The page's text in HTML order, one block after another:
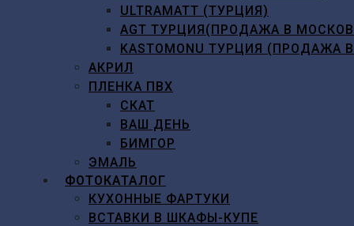
ULTRAMATT (ТУРЦИЯ)
AGT ТУРЦИЯ(ПРОДАЖА В
KASTOMONU ТУРЦИЯ
АКРИЛ
ПЛЕНКА ПВХ
СКАТ
ВАШ ДЕНЬ
БИМГОР
ЭМАЛЬ
ФОТОКАТАЛОГ
КУХОННЫЕ ФАРТУКИ
ВСТАВКИ В ШКАФЫ-КУПЕ